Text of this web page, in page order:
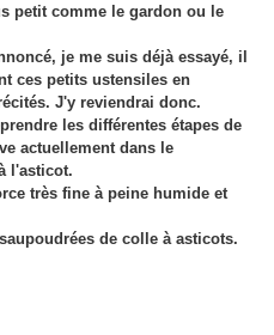
petit comme le gardon ou le
je me suis déjà essayé, il
ces petits ustensiles en
J'y reviendrai donc.
les différentes étapes de
actuellement dans le
l'asticot.
très fine à peine humide et
de colle à asticots.